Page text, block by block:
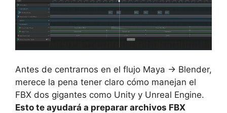
Antes de centrarnos en el flujo Maya → Blender,
merece la pena tener claro cómo manejan el
FBX dos gigantes como Unity y Unreal Engine.
Esto te ayudará a preparar archivos FBX